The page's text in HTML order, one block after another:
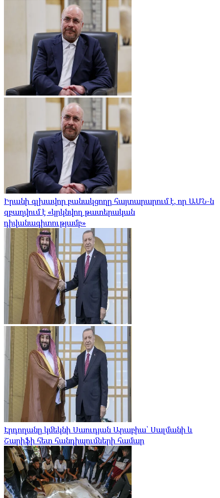
Իրանի գլխավոր բանակցողը հայտարարում է, որ ԱՄՆ-ն
զբաղվում է «կրկնվող թատերական
դիվանագիտությամբ»
Էրդողանը կմեկնի Սաուդյան Արաբիա՝ Սալմանի և
Շարիֆի հետ հանդիպումների համար